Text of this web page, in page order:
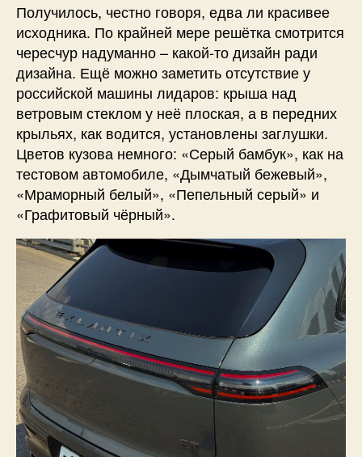
Получилось, честно говоря, едва ли красивее
исходника. По крайней мере решётка смотрится
чересчур надуманно – какой-то дизайн ради
дизайна. Ещё можно заметить отсутствие у
российской машины лидаров: крыша над
ветровым стеклом у неё плоская, а в передних
крыльях, как водится, установлены заглушки.
Цветов кузова немного: «Серый бамбук», как на
тестовом автомобиле, «Дымчатый бежевый»,
«Мраморный белый», «Пепельный серый» и
«Графитовый чёрный».